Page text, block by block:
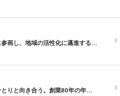
画し、地域の活性化に邁進する…
りと向き合う。創業80年の年…